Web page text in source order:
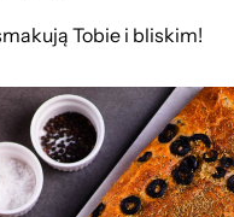
Tobie i bliskim!